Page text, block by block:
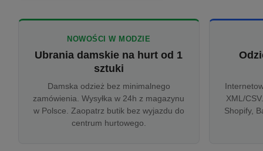
NOWOŚCI W MODZIE
Ubrania damskie na hurt od 1
sztuki
Damska odzież bez minimalnego
zamówienia. Wysyłka w 24h z magazynu
w Polsce. Zaopatrz butik bez wyjazdu do
centrum hurtowego.
XML/
Shopify,